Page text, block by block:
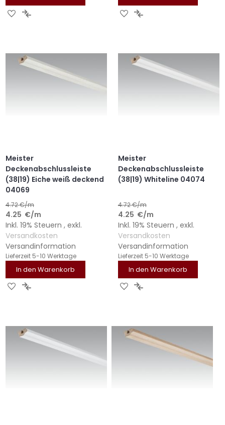
ZURZUR
ZURZUR
Meister
Deckenabschlussleiste
(38|19) Eiche weiß deckend
04069
4.72€/m
4.25 €/m
Inkl. 19% Steuern , exkl.
Versandkosten
Versandinformation
Lieferzeit 5-10 Werktage
In den Warenkorb
ZURZUR
Meister
Deckenabschlussleiste
(38|19) Whiteline 04074
4.72€/m
4.25 €/m
Inkl. 19% Steuern , exkl.
Versandkosten
Versandinformation
Lieferzeit 5-10 Werktage
In den Warenkorb
ZURZUR